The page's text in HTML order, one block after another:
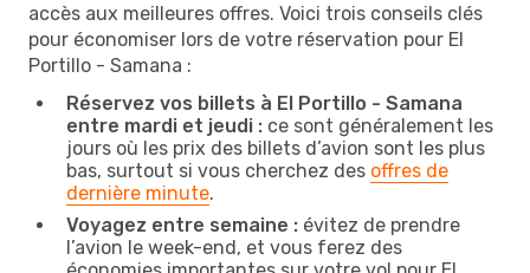
accès aux meilleures offres. Voici trois conseils clés
pour économiser lors de votre réservation pour El
Portillo - Samana :
Réservez vos billets à El Portillo - Samana
entre mardi et jeudi : ce sont généralement les
jours où les prix des billets d’avion sont les plus
bas, surtout si vous cherchez des offres de
dernière minute.
Voyagez entre semaine : évitez de prendre
l’avion le week-end, et vous ferez des